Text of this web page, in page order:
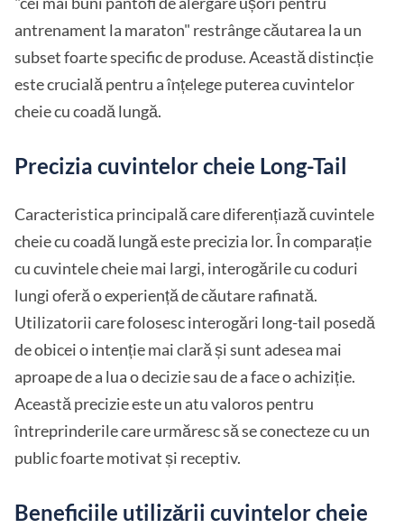
antrenament la maraton" restrânge căutarea la un
subset foarte specific de produse. Această distincție
este crucială pentru a înțelege puterea cuvintelor
cheie cu coadă lungă.
Precizia cuvintelor cheie Long-Tail
Caracteristica principală care diferențiază cuvintele
cheie cu coadă lungă este precizia lor. În comparație
cu cuvintele cheie mai largi, interogările cu coduri
lungi oferă o experiență de căutare rafinată.
Utilizatorii care folosesc interogări long-tail posedă
de obicei o intenție mai clară și sunt adesea mai
aproape de a lua o decizie sau de a face o achiziție.
Această precizie este un atu valoros pentru
întreprinderile care urmăresc să se conecteze cu un
public foarte motivat și receptiv.
Beneficiile utilizării cuvintelor cheie